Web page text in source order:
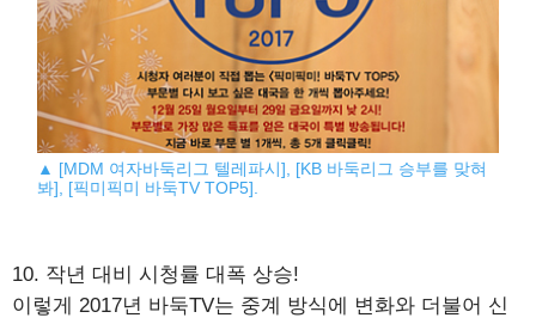
▲ [MDM 여자바둑리그 텔레파시], [KB 바둑리그 승부를 맞혀
봐], [픽미픽미 바둑TV TOP5].
10. 작년 대비 시청률 대폭 상승!
이렇게 2017년 바둑TV는 중계 방식에 변화와 더불어 신